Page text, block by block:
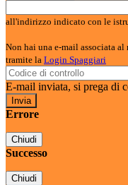
all'indirizzo indicato con le
Non hai una e-mail associata
tramite la Login Spaggiari
E-mail inviata, si prega di
Errore
Chiudi
Successo
Chiudi